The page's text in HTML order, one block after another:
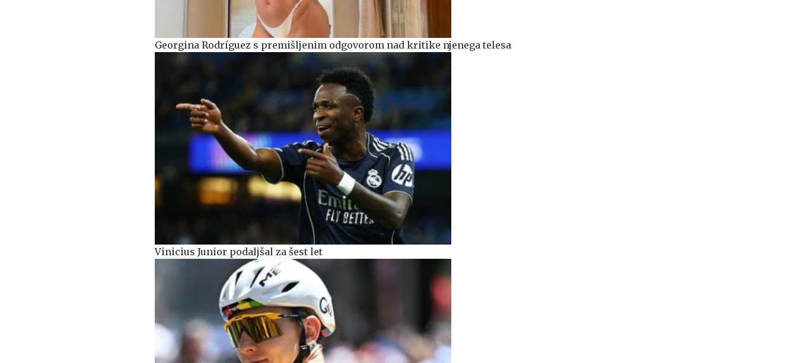
Georgina Rodríguez s premišljenim odgovorom nad kritike njenega telesa
Vinicius Junior podaljšal za šest let